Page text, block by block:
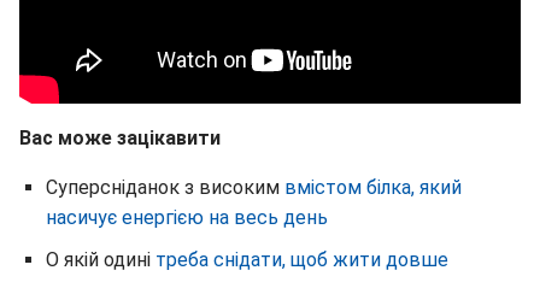
Вас може зацікавити
Суперсніданок з високим вмістом білка, який
насичує енергією на весь день
О якій одині треба снідати, щоб жити довше